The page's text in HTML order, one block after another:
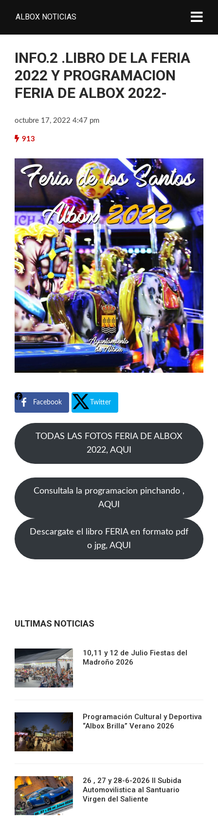
ALBOX NOTICIAS
INFO.2 .LIBRO DE LA FERIA
2022 Y PROGRAMACION
FERIA DE ALBOX 2022-
octubre 17, 2022 4:47 pm
913
Facebook Twitter
TODAS LAS FOTOS FERIA DE ALBOX
2022, AQUI
Consultala la programacion pinchando ,
AQUI
Descargate el libro FERIA en formato pdf
o jpg, AQUI
ULTIMAS NOTICIAS
10,11 y 12 de Julio Fiestas del
Madroño 2026
Programación Cultural y Deportiva
“Albox Brilla” Verano 2026
26 , 27 y 28-6-2026 II Subida
Automovilistica al Santuario
Virgen del Saliente